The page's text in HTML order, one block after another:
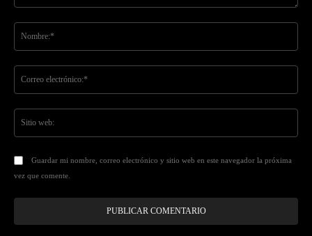
Guardar mi nombre, correo electrónico y sitio web en este navegador la próxima
vez que comente.